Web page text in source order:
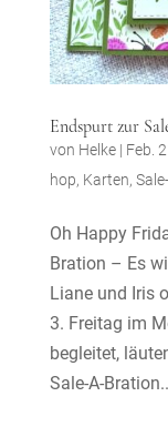
Endspurt zur
von Helke| Feb.
hop, Karten,
Oh Happy
Bration – Es
Liane und Iris
3. Freitag im
begleitet,
Sale-A-